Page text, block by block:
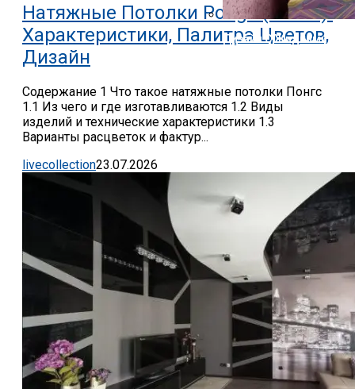
Дизайн С Жидкими
Натяжные Потолки Pongs (Понгс):
Характеристики, Палитра Цветов,
Дизайн
Содержание 1 Что такое натяжные потолки Понгс
1.1 Из чего и где изготавливаются 1.2 Виды
изделий и технические характеристики 1.3
Варианты расцветок и фактур...
livecollection23.07.2026